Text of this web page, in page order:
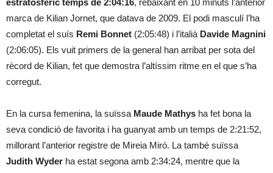
marca de Kilian Jornet, que datava de 2009. El podi masculí l’ha
completat el suís Remi Bonnet (2:05:48) i l’italià Davide Magnini
(2:06:05). Els vuit primers de la general han arribat per sota del
rècord de Kilian, fet que demostra l’altíssim ritme en el que s’ha
corregut.
En la cursa femenina, la suïssa Maude Mathys ha fet bona la
seva condició de favorita i ha guanyat amb un temps de 2:21:52,
millorant l’anterior registre de Mireia Miró. La també suïssa
Judith Wyder ha estat segona amb 2:34:24, mentre que la